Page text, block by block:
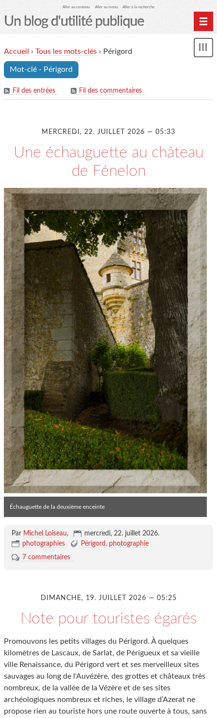
Aller au contenu Aller au menu Aller à la recherche
Un blog d'utilité publique
le Glob qui nuisait grave
Page de liens
Accueil › Tous les mots-clés › Périgord
Mot-clé - Périgord
Fil des entrées Fil des commentaires
MERCREDI, 22. JUILLET 2026 — 05:33
Une échauguette au château
de Fénelon
Échauguette de la deuxième enceinte
Par Michel Loiseau, mercredi, 22. juillet 2026.
photographies
Périgord
photographie
7 commentaires
DIMANCHE, 19. JUILLET 2026 — 05:25
Note pour touristes égarés
Promouvons les petits villages du Périgord. À quelques
kilomètres de Lascaux, de Sarlat, de Périgueux et sa vieille
ville Renaissance, du Périgord vert et ses merveilleux sites
sauvages au long de l'Auvézère, des grottes et châteaux très
nombreux, de la vallée de la Vézère et de ses sites
archéologiques nombreux et riches, le village d’Azerat ne
propose rien au touriste hors une route ouverte à tous, sans